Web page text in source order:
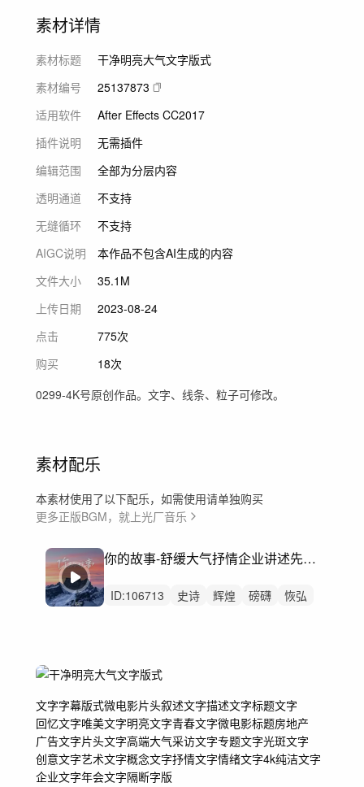
素材详情
素材标题
干净明亮大气文字版式
素材编号
25137873
适用软件
After Effects CC2017
插件说明
无需插件
编辑范围
全部为分层内容
透明通道
不支持
无缝循环
不支持
AIGC说明
本作品不包含AI生成的内容
文件大小
35.1M
上传日期
2023-08-24
点击
775次
购买
18次
0299-4K号原创作品。文字、线条、粒子可修改。
素材配乐
本素材使用了以下配乐，如需使用请单独购买
更多正版BGM，就上光厂音乐
你的故事-舒缓大气抒情企业讲述先进个人事迹介绍表彰专题片宣传片
ID:106713 史诗 辉煌 磅礴
恢弘
文字字幕版式微电影片头叙述文字描述文字标题文字
回忆文字唯美文字明亮文字青春文字微电影标题房地产
广告文字片头文字高端大气采访文字专题文字光斑文字
创意文字艺术文字概念文字抒情文字情绪文字4k纯洁文字
企业文字年会文字隔断字版